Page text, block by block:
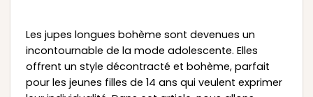
Les jupes longues bohème sont devenues un
incontournable de la mode adolescente. Elles
offrent un style décontracté et bohème, parfait
pour les jeunes filles de 14 ans qui veulent exprimer